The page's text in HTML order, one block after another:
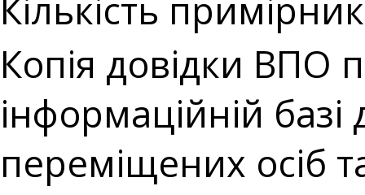
Кількість
Копія довідки ВПО
інформаційній
переміщених осіб